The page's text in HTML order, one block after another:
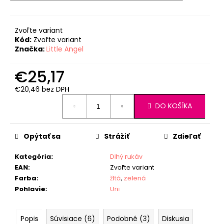
Zvoľte variant
Kód: Zvoľte variant
Značka:Little Angel
€25,17
€20,46 bez DPH
DO KOŠÍKA
Kategória:
Dlhý rukáv
EAN:
Zvoľte variant
Farba: žltá, zelená
Pohlavie: Uni
Opýtať sa Strážiť Zdieľať
Popis Súvisiace (6) Podobné (3) Diskusia